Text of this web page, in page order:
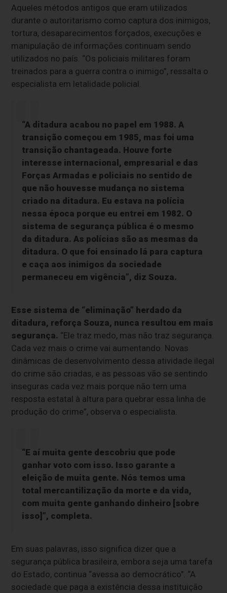
Aqueles métodos antigos que eram utilizados
durante o autoritarismo como captura dos inimigos,
tortura, desaparecimentos forçados, execuções e
manipulação de informações continuam sendo
utilizados no país. “Os policiais militares foram
treinados para a guerra contra o inimigo”, ressalta o
especialista em letalidade policial.
“A ditadura acabou no papel em 1988. A
transição começou em 1985, mas foi uma
transição chantageada. Houve forte
interesse internacional, empresarial e das
Forças Armadas e policiais no sentido de
que não houvesse mudança no sistema
criado na ditadura. Eu estava na polícia
nessa época porque eu entrei em 1982. O
sistema de segurança pública é o mesmo
da ditadura. As polícias são as mesmas da
ditadura. O que foi ensinado lá para captura
e caça aos inimigos da sociedade
permaneceu em vigência”, diz Souza.
Esse sistema de “eliminação” herdado da
ditadura, reforça Souza, nunca resultou em mais
segurança. “Ele traz medo, mas não traz segurança.
Cada vez mais o crime vai aumentando. Novas
dinâmicas de desenvolvimento dessa atividade ilegal
do crime são criadas, e as pessoas vão se sentindo
inseguras cada vez mais porque não tem uma
resposta estatal à altura para quebrar essa linha de
produção do crime”, observa o especialista.
“E aí muita gente descobriu que pode
ganhar voto com isso. Isso garante a
eleição de muita gente. Nós temos uma
total mercantilização da morte e da vida,
com muita gente ganhando dinheiro [sobre
isso]”, completa.
Em suas palavras, isso significa dizer que a
segurança pública brasileira, embora seja uma tarefa
do Estado, continua “avessa ao democrático". “A
sociedade que paga a existência dessa instituição